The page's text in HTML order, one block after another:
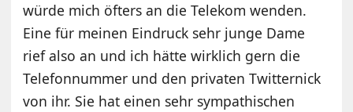
würde mich öfters an die Telekom wenden.
Eine für meinen Eindruck sehr junge Dame
rief also an und ich hätte wirklich gern die
Telefonnummer und den privaten Twitternick
von ihr. Sie hat einen sehr sympathischen